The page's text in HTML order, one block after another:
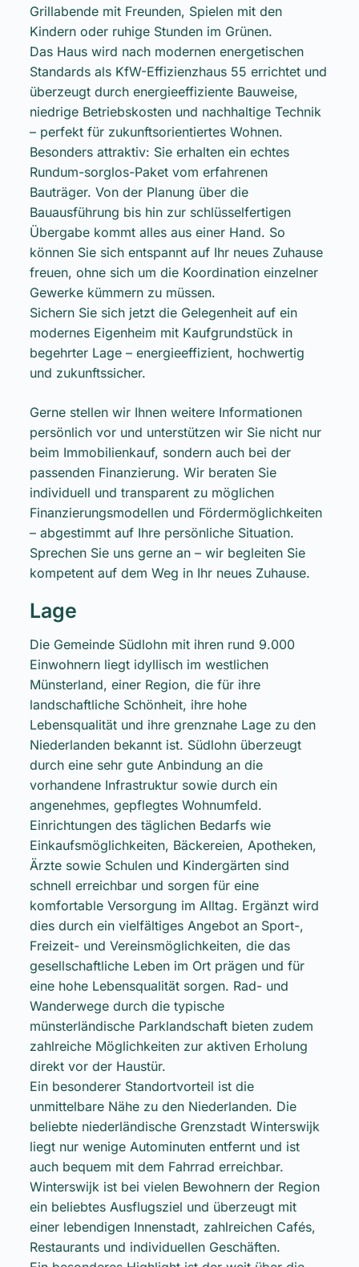
Grillabende mit Freunden, Spielen mit den
Kindern oder ruhige Stunden im Grünen.
Das Haus wird nach modernen energetischen
Standards als KfW-Effizienzhaus 55 errichtet und
überzeugt durch energieeffiziente Bauweise,
niedrige Betriebskosten und nachhaltige Technik
– perfekt für zukunftsorientiertes Wohnen.
Besonders attraktiv: Sie erhalten ein echtes
Rundum-sorglos-Paket vom erfahrenen
Bauträger. Von der Planung über die
Bauausführung bis hin zur schlüsselfertigen
Übergabe kommt alles aus einer Hand. So
können Sie sich entspannt auf Ihr neues Zuhause
freuen, ohne sich um die Koordination einzelner
Gewerke kümmern zu müssen.
Sichern Sie sich jetzt die Gelegenheit auf ein
modernes Eigenheim mit Kaufgrundstück in
begehrter Lage – energieeffizient, hochwertig
und zukunftssicher.
Gerne stellen wir Ihnen weitere Informationen
persönlich vor und unterstützen wir Sie nicht nur
beim Immobilienkauf, sondern auch bei der
passenden Finanzierung. Wir beraten Sie
individuell und transparent zu möglichen
Finanzierungsmodellen und Fördermöglichkeiten
– abgestimmt auf Ihre persönliche Situation.
Sprechen Sie uns gerne an – wir begleiten Sie
kompetent auf dem Weg in Ihr neues Zuhause.
Lage
Die Gemeinde Südlohn mit ihren rund 9.000
Einwohnern liegt idyllisch im westlichen
Münsterland, einer Region, die für ihre
landschaftliche Schönheit, ihre hohe
Lebensqualität und ihre grenznahe Lage zu den
Niederlanden bekannt ist. Südlohn überzeugt
durch eine sehr gute Anbindung an die
vorhandene Infrastruktur sowie durch ein
angenehmes, gepflegtes Wohnumfeld.
Einrichtungen des täglichen Bedarfs wie
Einkaufsmöglichkeiten, Bäckereien, Apotheken,
Ärzte sowie Schulen und Kindergärten sind
schnell erreichbar und sorgen für eine
komfortable Versorgung im Alltag. Ergänzt wird
dies durch ein vielfältiges Angebot an Sport-,
Freizeit- und Vereinsmöglichkeiten, die das
gesellschaftliche Leben im Ort prägen und für
eine hohe Lebensqualität sorgen. Rad- und
Wanderwege durch die typische
münsterländische Parklandschaft bieten zudem
zahlreiche Möglichkeiten zur aktiven Erholung
direkt vor der Haustür.
Ein besonderer Standortvorteil ist die
unmittelbare Nähe zu den Niederlanden. Die
beliebte niederländische Grenzstadt Winterswijk
liegt nur wenige Autominuten entfernt und ist
auch bequem mit dem Fahrrad erreichbar.
Winterswijk ist bei vielen Bewohnern der Region
ein beliebtes Ausflugsziel und überzeugt mit
einer lebendigen Innenstadt, zahlreichen Cafés,
Restaurants und individuellen Geschäften.